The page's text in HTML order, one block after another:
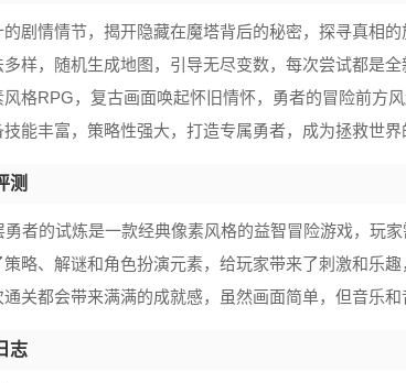
剧情情节，揭开隐藏在魔塔背后的秘密，探寻真相的
多样，随机生成地图，引导无尽变数，每次尝试都是全
风格RPG，复古画面唤起怀旧情怀，勇者的冒险前方
能丰富，策略性强大，打造专属勇者，成为拯救世界
测
勇者的试炼是一款经典像素风格的益智冒险游戏，玩
策略、解谜和角色扮演元素，给玩家带来了刺激和乐
关都会带来满满的成就感，虽然画面简单，但音乐
志